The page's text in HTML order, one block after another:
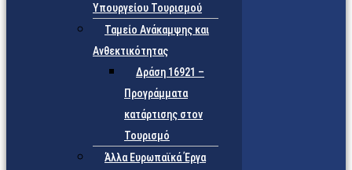
Υπουργείου Τουρισμού
Ταμείο Ανάκαμψης και
Ανθεκτικότητας
Δράση 16921 –
Προγράμματα
κατάρτισης στον
Τουρισμό
Άλλα Ευρωπαϊκά Έργα